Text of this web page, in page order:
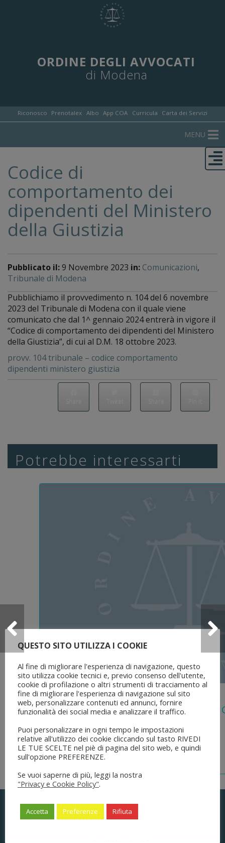
ORDINE DEGLI AVVOCATI
di Modena
Riconosco Prenotalex Albo App COA Curricula Carta dei Servizi
MENU
Codice di
comportamento dei
dipendenti del Ministero
della Giustizia
Pubblicato il:9 Novembre 2023 in: Comunicazioni,
Tribunale di Modena
Pubblichiamo il provvedimento n. 104 del 6 novembre
2023 del Tribunale di Modena con il quale viene
comunicato che dal 1^ gennaio 2024 entrerà in vigore il
“Codice di comportamento dei dipendenti del Ministero
della Giustizia”, di cui al D.M. 18 ottobre 2023.
provv. 104 tribunale – codice comportamento
dipendenti ministero giustizia
Potrebbe interessarti
5 Agosto 2026
Legge 28 Luglio 2026 N. 137 “delega
QUESTO SITO UTILIZZA I COOKIE
Al fine di migliorare l'esperienza di navigazione, questo
sito utilizza cookie tecnici e, previo consenso dell'utente,
cookie di profilazione o altri strumenti di tracciamento al
fine di migliorare l'esperienza di navigazione sul sito
web, personalizzare contenuti ed annunci, fornire
funzionalità dei social media e analizzare il traffico.
Puoi personalizzare in ogni tempo le impostazioni
relative all'utilizzo dei cookie cliccando sul tasto RIVEDI
LE TUE SCELTE nel piè di pagina del sito web, e quindi
sull'opzione PREFERENZE.
Se vuoi saperne di più, leggi la nostra
"Privacy e Cookie Policy".
Accetta Preferenze Rifiuta